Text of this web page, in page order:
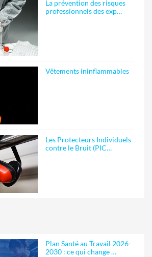
La prévention des risques
professionnels des exp…
Vêtements ininflammables
Les Protecteurs Individuels
contre le Bruit (PIC…
Plan Santé au Travail 2026-
2030 : ce qui change …